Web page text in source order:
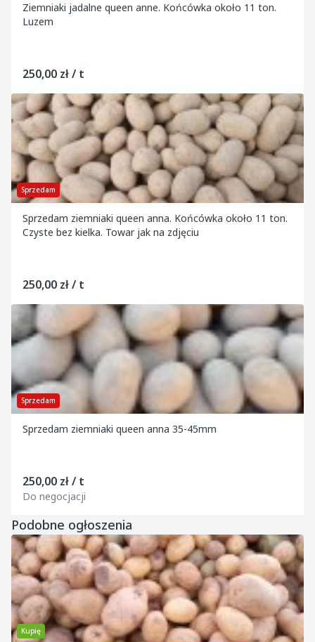
Ziemniaki jadalne queen anne. Końcówka około 11 ton.
Luzem
250,00 zł / t
Sprzedam
Sprzedam ziemniaki queen anna. Końcówka około 11 ton.
Czyste bez kielka. Towar jak na zdjęciu
250,00 zł / t
Sprzedam
Sprzedam ziemniaki queen anna 35-45mm
250,00 zł / t
Do negocjacji
Podobne ogłoszenia
Kupię